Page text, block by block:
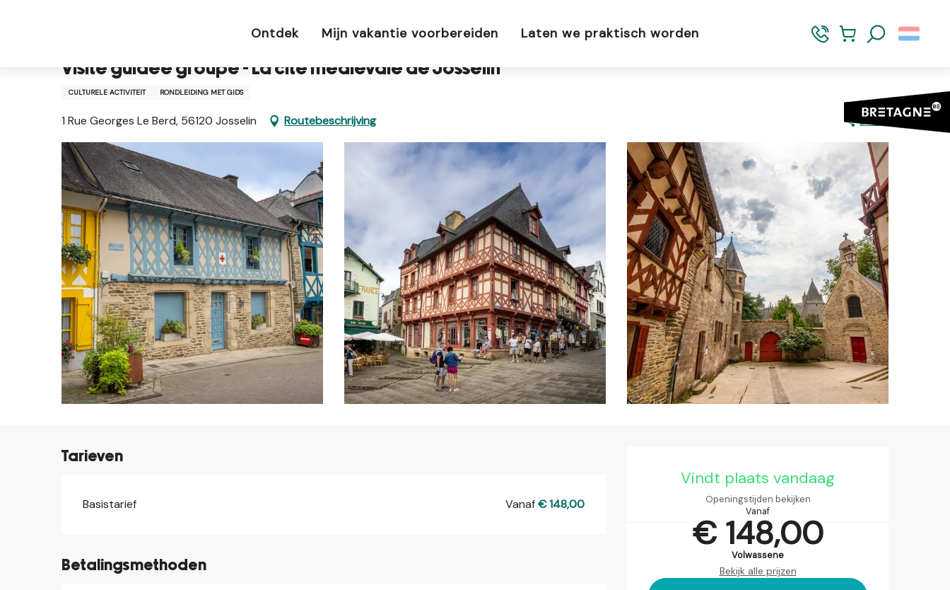
Ontdek Mijn vakantie voorbereiden Laten we praktisch worden
Visite guidée groupe - La cité médiévale de Josselin
CULTURELE ACTIVITEIT RONDLEIDING MET GIDS
1 Rue Georges Le Berd, 56120 Josselin Routebeschrijving Delen
Vindt plaats vandaag
Openingstijden bekijken
Vanaf
€ 148,00
Volwassene
Bekijk alle prijzen
Tarieven
Tarieven 2026
Basistarief Vanaf€ 148,00
Betalingsmethoden